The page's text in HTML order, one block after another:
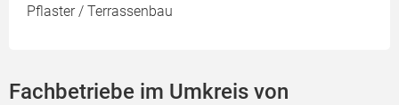
Pflaster / Terrassenbau
Fachbetriebe im Umkreis von